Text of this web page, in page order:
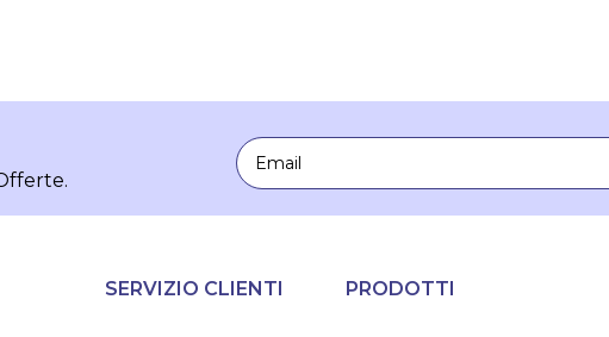
Email
SERVIZIO CLIENTI PRODOTTI